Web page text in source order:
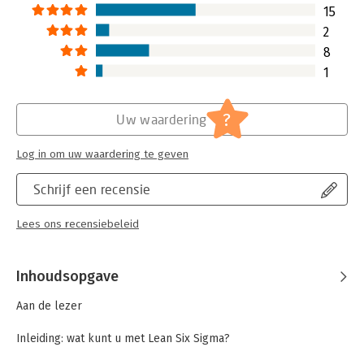
15
2
8
1
Schrijf een recensie
Lees ons recensiebeleid
Uw waardering ?
Log in om uw waardering te geven
Inhoudsopgave
Aan de lezer
Inleiding: wat kunt u met Lean Six Sigma?